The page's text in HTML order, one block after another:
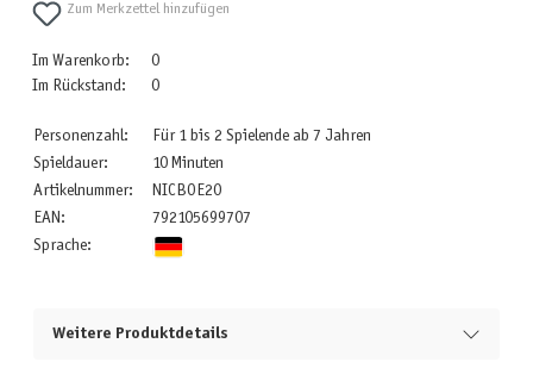
Zum Merkzettel hinzufügen
Im Warenkorb:
0
Im Rückstand:
0
Personenzahl:
Für 1 bis 2 Spielende ab 7 Jahren
Spieldauer:
10 Minuten
Artikelnummer:
NICBOE20
EAN:
792105699707
Sprache:
Weitere Produktdetails